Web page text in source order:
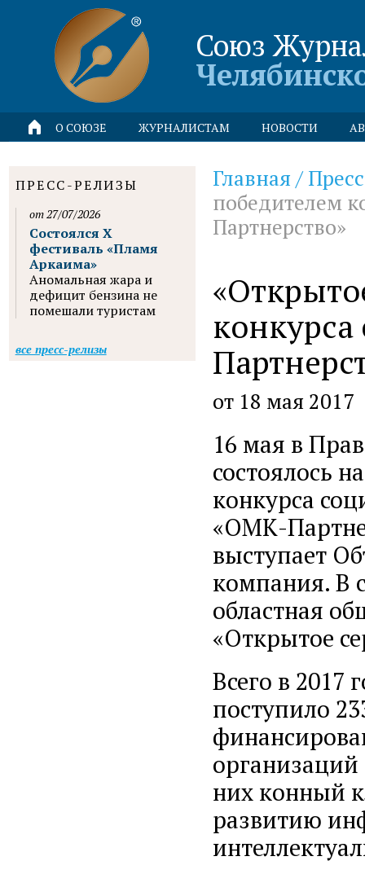
Союз
О СОЮЗЕ ЖУРНАЛИСТАМ НОВОСТИ
Главная /
победителем
Партнерство»
от 18 мая 2017
16 мая в
состоялось
конкурса
«ОМК-
выступает
компания. В
областная
«Открытое
Всего в 2017
поступило
них конный
развитию
ПРЕСС-РЕЛИЗЫ
от 27/07/2026
Состоялся X
фестиваль «Пламя
Аркаима»
Аномальная жара и
дефицит бензина не
помешали туристам
все пресс-релизы